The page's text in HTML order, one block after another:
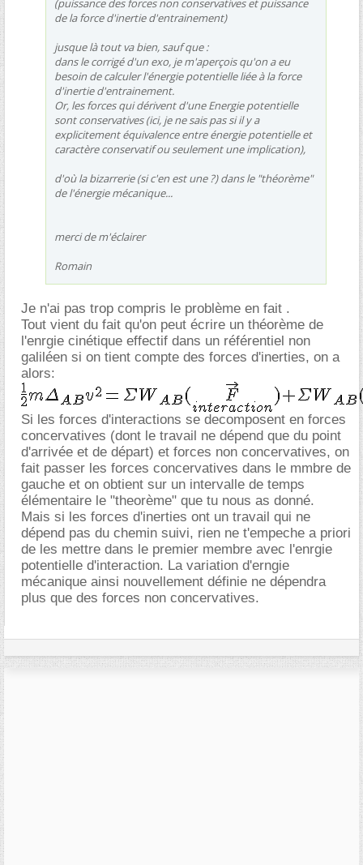
(puissance des forces non conservatives et puissance
de la force d'inertie d'entrainement)
jusque là tout va bien, sauf que :
dans le corrigé d'un exo, je m'aperçois qu'on a eu
besoin de calculer l'énergie potentielle liée à la force
d'inertie d'entrainement.
Or, les forces qui dérivent d'une Energie potentielle
sont conservatives (ici, je ne sais pas si il y a
explicitement équivalence entre énergie potentielle et
caractère conservatif ou seulement une implication),
d'où la bizarrerie (si c'en est une ?) dans le "théorème"
de l'énergie mécanique...
merci de m'éclairer
Romain
Je n'ai pas trop compris le problème en fait .
Tout vient du fait qu'on peut écrire un théorème de
l'enrgie cinétique effectif dans un référentiel non
galiléen si on tient compte des forces d'inerties, on a
alors:
Si les forces d'interactions se decomposent en forces
concervatives (dont le travail ne dépend que du point
d'arrivée et de départ) et forces non concervatives, on
fait passer les forces concervatives dans le mmbre de
gauche et on obtient sur un intervalle de temps
élémentaire le "theorème" que tu nous as donné.
Mais si les forces d'inerties ont un travail qui ne
dépend pas du chemin suivi, rien ne t'empeche a priori
de les mettre dans le premier membre avec l'enrgie
potentielle d'interaction. La variation d'erngie
mécanique ainsi nouvellement définie ne dépendra
plus que des forces non concervatives.